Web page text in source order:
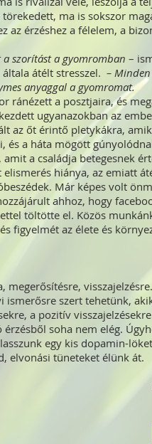
ma is sokszor
az érzéshez a félelem, a
a szorítást a gyomromban –
átélt stresszel. –
anyaggal a gyomromat.
ránézett a posztjaira, és
ugyanazokban az
az őt érintő pletykákra,
és a háta mögött
a családja betegesnek
hiánya, az emiatt
Már képes volt
ahhoz, hogy
töltötte el. Közös
figyelmét az élete és
megerősítésre,
szert tehetünk,
a pozitív
soha nem elég.
egy kis dopamin-
elvonási tüneteket élünk át.